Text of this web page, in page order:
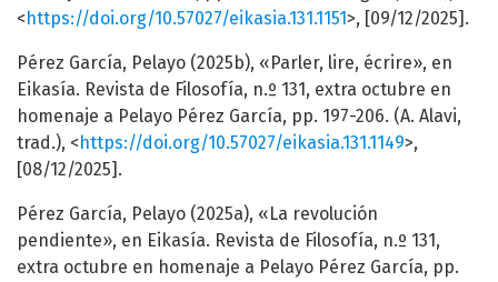
<https://doi.org/10.57027/eikasia.131.1151>, [09/12/2025].
Pérez García, Pelayo (2025b), «Parler, lire, écrire», en
Eikasía. Revista de Filosofía, n.º 131, extra octubre en
homenaje a Pelayo Pérez García, pp. 197-206. (A. Alavi,
trad.), <https://doi.org/10.57027/eikasia.131.1149>,
[08/12/2025].
Pérez García, Pelayo (2025a), «La revolución
pendiente», en Eikasía. Revista de Filosofía, n.º 131,
extra octubre en homenaje a Pelayo Pérez García, pp.